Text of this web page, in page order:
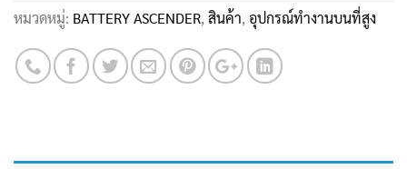
หมวดหมู่: BATTERY ASCENDER, สินค้า, อุปกรณ์ทำงานบนที่สูง